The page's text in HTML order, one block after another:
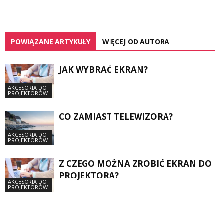
POWIĄZANE ARTYKUŁY WIĘCEJ OD AUTORA
AKCESORIA DO
PROJEKTORÓW
JAK WYBRAĆ EKRAN?
AKCESORIA DO
PROJEKTORÓW
CO ZAMIAST TELEWIZORA?
AKCESORIA DO
PROJEKTORÓW
Z CZEGO MOŻNA ZROBIĆ EKRAN DO
PROJEKTORA?